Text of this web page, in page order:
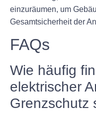
einzuräumen, um
Gesamtsicherheit der
FAQs
Wie häufig
elektrischer
Grenzschutz